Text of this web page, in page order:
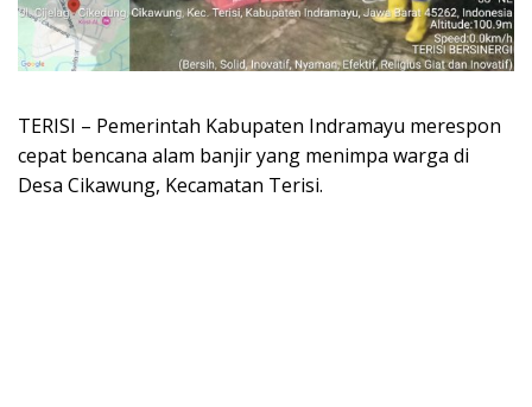
TERISI – Pemerintah Kabupaten Indramayu merespon
cepat bencana alam banjir yang menimpa warga di
Desa Cikawung, Kecamatan Terisi.